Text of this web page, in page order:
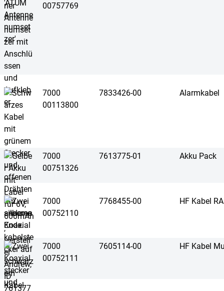
00757769
7000
00113800
7833426-00 Alarmkabel
7000
00751326
7613775-01 Akku Pack
7000
00752110
7768455-00 HF Kabel
7000
00752111
7605114-00 HF Kabel